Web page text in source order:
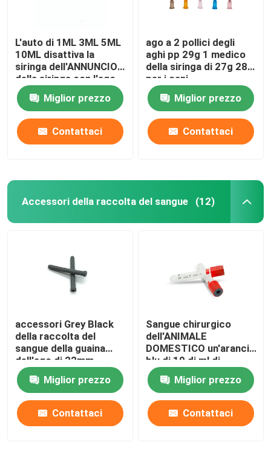
L'auto di 1ML 3ML 5ML
10ML disattiva la
siringa dell'ANNUNCIO
della siringa con l'ago
Miglior prezzo
Contattaci
ago a 2 pollici degli
aghi pp 29g 1 medico
della siringa di 27g 28g
per i cani
Miglior prezzo
Contattaci
Accessori della raccolta del sangue (12)
accessori Grey Black
della raccolta del
sangue della guaina
dell'ago di 22mm
23mm
Miglior prezzo
Contattaci
Sangue chirurgico
dell'ANIMALE
DOMESTICO un'arancia
blu di 10 di ml di
agrostide bianco tubi
del sangueMiglior prezzo
Contattaci